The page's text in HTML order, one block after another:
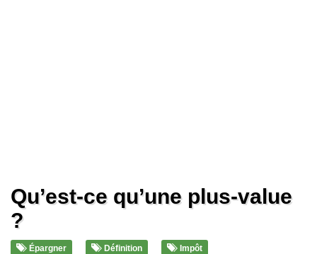
Qu’est-ce qu’une plus-value
?
Épargner Définition Impôt